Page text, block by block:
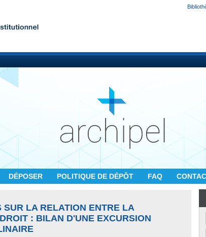
DÉPOSER POLITIQUE DE DÉPÔT FAQ
LA RELATION ENTRE LA
: BILAN D'UNE EXCURSION